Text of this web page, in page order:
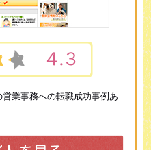
業事務への転職成功事例あ